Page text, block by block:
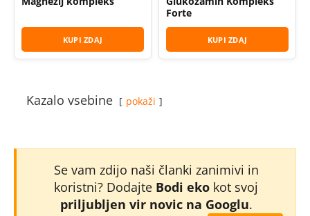
KUPI ZDAJ
Forte
KUPI ZDAJ
Kazalo vsebine pokaži
Se vam zdijo naši članki zanimivi in
koristni? Dodajte Bodi eko kot svoj
priljubljen vir novic na Googlu.